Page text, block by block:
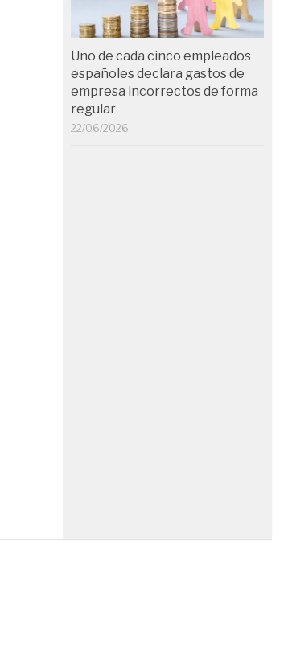
Uno de cada cinco empleados
españoles declara gastos de
empresa incorrectos de forma
regular
22/06/2026